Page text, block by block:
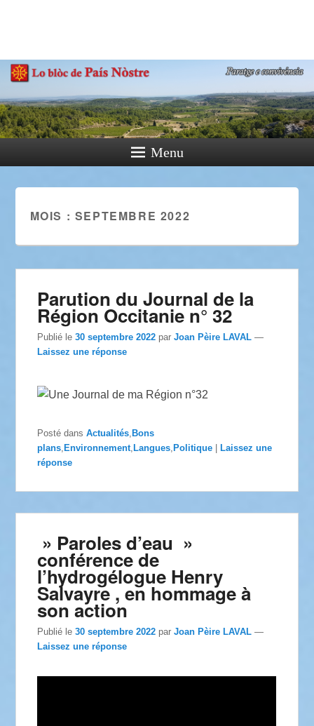
Paratge e Convivència
Menu
MOIS : SEPTEMBRE 2022
Parution du Journal de la
Région Occitanie n° 32
Publié le30 septembre 2022 parJoan Pèire LAVAL —
Laissez une réponse
Posté dans Actualités, Bons
plans, Environnement, Langues, Politique
Laissez une
réponse
» Paroles d’eau »
conférence de
l’hydrogélogue Henry
Salvayre , en hommage à
son action
Publié le30 septembre 2022 parJoan Pèire LAVAL —
Laissez une réponse